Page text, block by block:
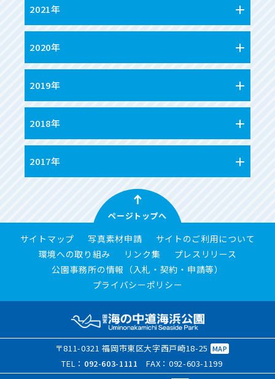
2021年
2020年
2019年
2018年
2017年
ページトップへ
サイトマップ 写真素材申請
サイトのご利用について
環境への取り組み
リンク集
プレスリリース
公園事務所の情報（入札・契約・申請等）
プライバシーポリシー
〒811-0321 福岡市東区大字西戸崎18-25 MAP
TEL： 092-603-1111 FAX：092-603-1199